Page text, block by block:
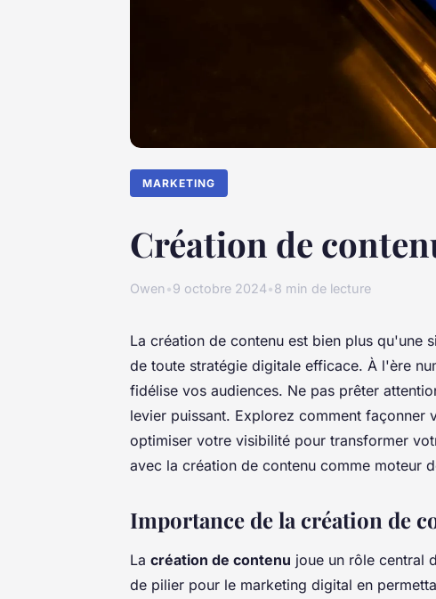
MARKETING
Création de
Owen•9 octobre 2024•8 min de lecture
La création de contenu est bien plus qu'une
de toute stratégie digitale efficace. À l'ère
fidélise vos audiences. Ne pas prêter
levier puissant. Explorez comment façonner
optimiser votre visibilité pour transformer
avec la création de contenu comme moteur
Importance de la création de
La création de contenu joue un rôle central
de pilier pour le marketing digital en